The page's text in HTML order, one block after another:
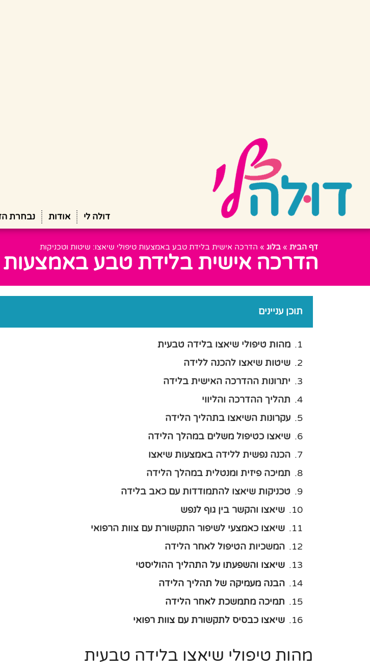
דולה לי אודות נבחרת
דף הבית » בלוג » הדרכה אישית בלידת טבע באמצעות טיפולי שיאצו: שיטות וטכניקות
הדרכה אישית בלידת טבע באמצעות
תוכן עניינים
מהות טיפולי שיאצו בלידה טבעית
שיטות שיאצו להכנה ללידה
יתרונות ההדרכה האישית בלידה
תהליך ההדרכה והליווי
עקרונות השיאצו בתהליך הלידה
שיאצו כטיפול משלים במהלך הלידה
הכנה נפשית ללידה באמצעות שיאצו
תמיכה פיזית ומנטלית במהלך הלידה
טכניקות שיאצו להתמודדות עם כאב בלידה
שיאצו והקשר בין גוף לנפש
שיאצו כאמצעי לשיפור התקשורת עם צוות הרפואי
המשכיות הטיפול לאחר הלידה
שיאצו והשפעתו על התהליך ההוליסטי
הבנה מעמיקה של תהליך הלידה
תמיכה מתמשכת לאחר הלידה
שיאצו כבסיס לתקשורת עם צוות רפואי
מהות טיפולי שיאצו בלידה טבעית